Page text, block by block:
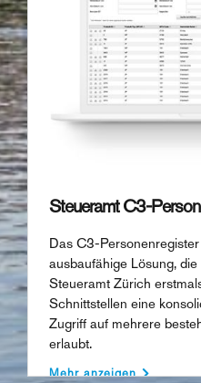
Steueramt C3-
Das C3-
ausbaufähige Lösung,
Steueramt Zürich
Schnittstellen eine
Zugriff auf mehrere
erlaubt.
Mehr anzeigen